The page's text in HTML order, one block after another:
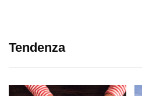
Tendenza